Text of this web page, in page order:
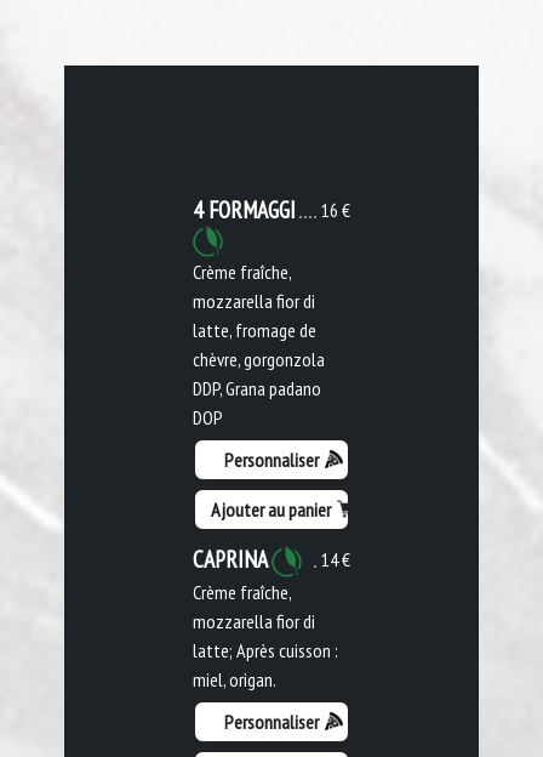
16 €
4 FORMAGGI
Crème fraîche,
mozzarella fior di
latte, fromage de
chèvre, gorgonzola
DDP, Grana padano
DOP
Personnaliser
Ajouter au panier
14 €
CAPRINA
Crème fraîche,
mozzarella fior di
latte; Après cuisson :
miel, origan.
Personnaliser